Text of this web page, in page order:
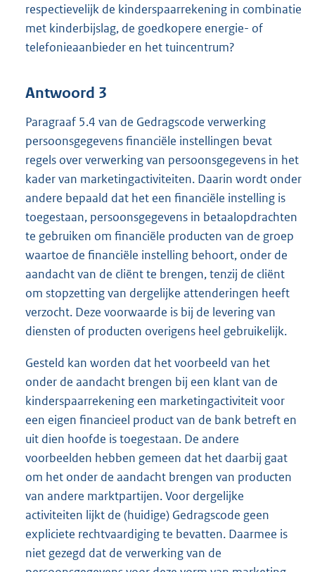
respectievelijk de kinderspaarrekening in combinatie
met kinderbijslag, de goedkopere energie- of
telefonieaanbieder en het tuincentrum?
Antwoord 3
Paragraaf 5.4 van de Gedragscode verwerking
persoonsgegevens financiële instellingen bevat
regels over verwerking van persoonsgegevens in het
kader van marketingactiviteiten. Daarin wordt onder
andere bepaald dat het een financiële instelling is
toegestaan, persoonsgegevens in betaalopdrachten
te gebruiken om financiële producten van de groep
waartoe de financiële instelling behoort, onder de
aandacht van de cliënt te brengen, tenzij de cliënt
om stopzetting van dergelijke attenderingen heeft
verzocht. Deze voorwaarde is bij de levering van
diensten of producten overigens heel gebruikelijk.
Gesteld kan worden dat het voorbeeld van het
onder de aandacht brengen bij een klant van de
kinderspaarrekening een marketingactiviteit voor
een eigen financieel product van de bank betreft en
uit dien hoofde is toegestaan. De andere
voorbeelden hebben gemeen dat het daarbij gaat
om het onder de aandacht brengen van producten
van andere marktpartijen. Voor dergelijke
activiteiten lijkt de (huidige) Gedragscode geen
expliciete rechtvaardiging te bevatten. Daarmee is
niet gezegd dat de verwerking van de